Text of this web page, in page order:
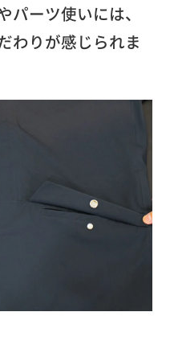
パーツ使いには、
わりが感じられま